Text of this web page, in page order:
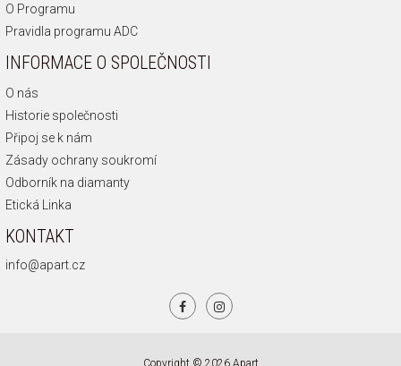
O Programu
Pravidla programu ADC
INFORMACE O SPOLEČNOSTI
O nás
Historie společnosti
Připoj se k nám
Zásady ochrany soukromí
Odborník na diamanty
Etická Linka
KONTAKT
info@apart.cz
Copyright © 2026 Apart